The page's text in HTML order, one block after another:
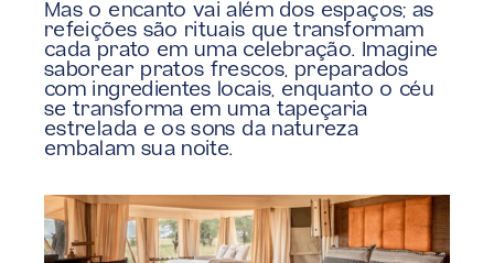
Mas o encanto vai além dos espaços; as
refeições são rituais que transformam
cada prato em uma celebração. Imagine
saborear pratos frescos, preparados
com ingredientes locais, enquanto o céu
se transforma em uma tapeçaria
estrelada e os sons da natureza
embalam sua noite.